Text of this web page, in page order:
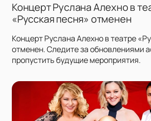
Концерт Руслана Алехно в
«Русская песня» отменен
Концерт Руслана Алехно в театре
отменен. Следите за обновлениями
пропустить будущие мероприятия.